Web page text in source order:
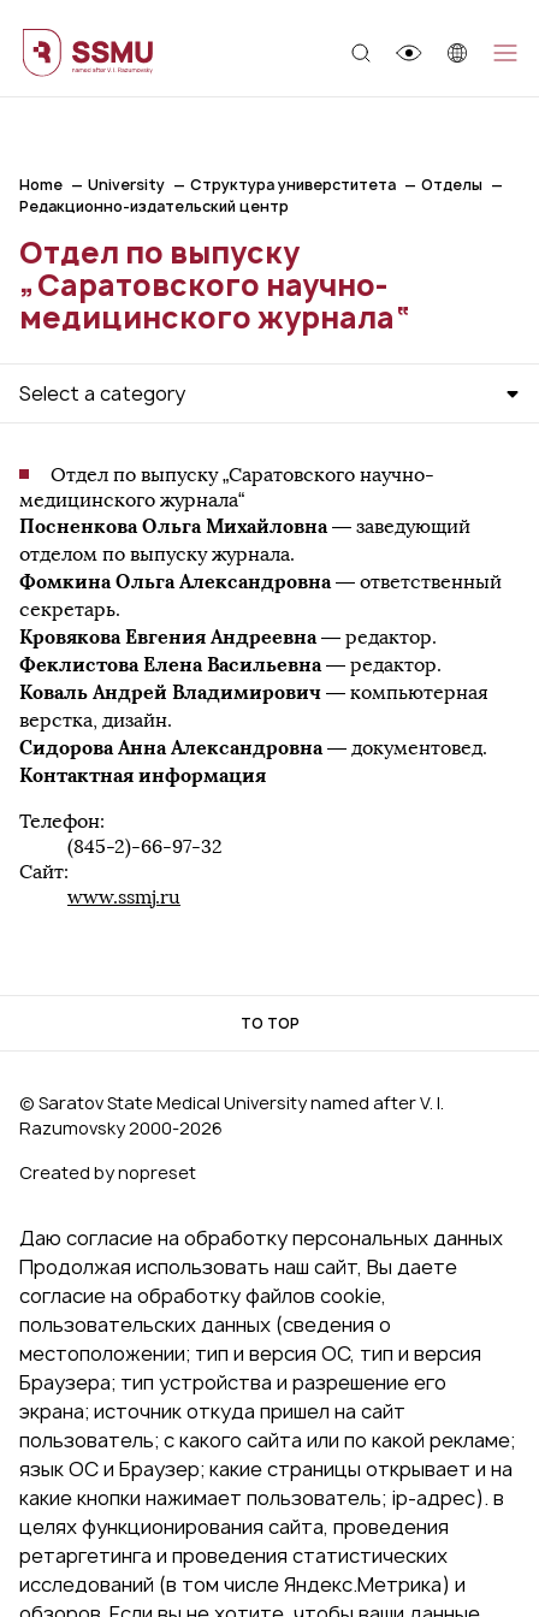
Home University Структура универститета
Отделы
Редакционно-издательский центр
Отдел по выпуску
„Саратовского научно-
медицинского журнала“
Select a category
Отдел по выпуску „Саратовского научно-
медицинского журнала“
Посненкова Ольга Михайловна— заведующий
отделом по выпуску журнала.
Фомкина Ольга Александровна— ответственный
секретарь.
Кровякова Евгения Андреевна— редактор.
Феклистова Елена Васильевна— редактор.
Коваль Андрей Владимирович — компьютерная
верстка, дизайн.
Сидорова Анна Александровна— документовед.
Контактная информация
Телефон:
(845-2)-66-97-32
Сайт:
www.ssmj.ru
TO TOP
© Saratov State Medical University named after V. I.
Razumovsky 2000‑2026
Created by nopreset
Даю согласие на обработку персональных данных
Продолжая использовать наш сайт, Вы даете
согласие на обработку файлов cookie,
пользовательских данных (сведения о
местоположении; тип и версия ОС, тип и версия
Браузера; тип устройства и разрешение его
экрана; источник откуда пришел на сайт
пользователь; с какого сайта или по какой рекламе;
язык ОС и Браузер; какие страницы открывает и на
какие кнопки нажимает пользователь; ip-адрес). в
целях функционирования сайта, проведения
ретаргетинга и проведения статистических
исследований (в том числе Яндекс.Метрика) и